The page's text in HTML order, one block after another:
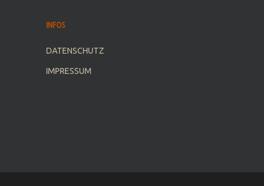
INFOS
DATENSCHUTZ
IMPRESSUM